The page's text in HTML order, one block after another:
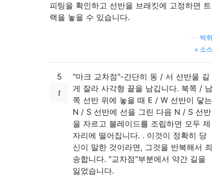
피팅을 확인하고 선반을 브래킷에 고정하면 트
랙을 놓을 수 있습니다.
박쥐
소스
5
"마크 교차점"-간단히 동 / 서 선반을 길
게 잘라 사각형 끝을 남깁니다. 북쪽 / 남
쪽 선반 위에 놓을 때 E / W 선반이 닿는
N / S 선반에 선을 그린 다음 N / S 선반
을 자르고 블레이드를 조립하면 모두 제
자리에 떨어집니다. . 이것이 정확히 당
신이 말한 것이라면, 그것을 반복해서 죄
송합니다. "교차점"부분에서 약간 길을
잃었습니다.